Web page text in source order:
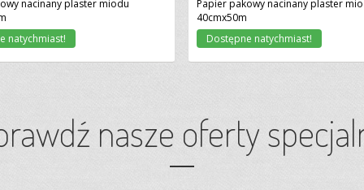
nacinany plaster miodu
natychmiast!
Papier pakowy nacinany plaster
40cmx50m
Dostępne natychmiast!
nasze oferty